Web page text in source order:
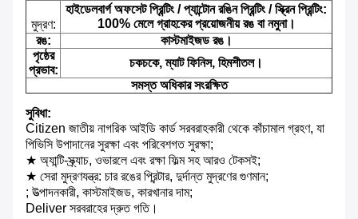
মুদ্রণ:
হাইডেলবার্গ অফসেট প্রিন্টিং / প্যান্টোন রঙিন প্রিন্টিং / স্ক্রিন প্রিন্টিং:
100% মেলে গ্রাহকের প্রয়োজনীয় রঙ বা নমুনা।
রঙ:
কাস্টমাইজড রঙ।
পৃষ্ঠের
প্রভাব:
চকচকে, ম্যাট ফিনিস, হিমশীতল।
সমস্ত অধিকার সংরক্ষিত
সুবিধা:
Citizen জাতীয় নাগরিক আইডি কার্ড সরবরাহকারী থেকে কাঁচামাল গ্রহণ, যা
পিভিসি উপাদানের সুরক্ষা এবং পরিবেশগত সুরক্ষা;
★ অ্যান্টি-স্ক্র্যাচ, ওভারলে এবং রক্ষা ফিল্ম সহ আরও টেকসই;
★ সেরা মুদ্রণযন্ত্র: চার রঙের প্রিন্টার, দুর্দান্ত মুদ্রণের গুণমান;
; উত্পাদনকারী, কাস্টমাইজড, কারখানার দাম;
Deliver সরবরাহের দ্রুত গতি।